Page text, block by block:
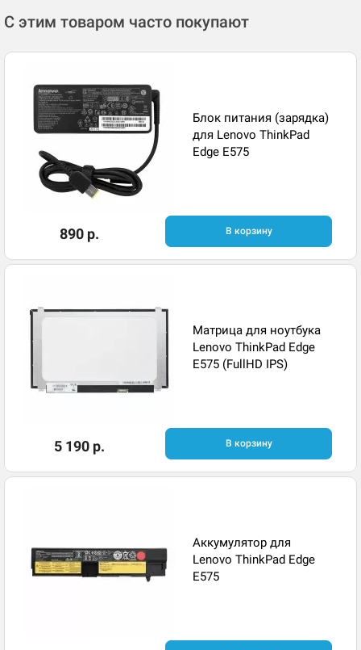
С этим товаром часто покупают
Блок питания (зарядка)
для Lenovo ThinkPad
Edge E575
890 р. В корзину
Матрица для ноутбука
Lenovo ThinkPad Edge
E575 (FullHD IPS)
5 190 р. В корзину
Аккумулятор для
Lenovo ThinkPad Edge
E575